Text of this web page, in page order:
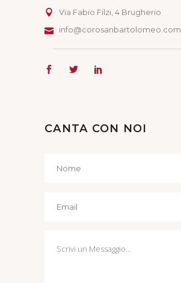
Via Fabio Filzi, 4 Brugherio
info@corosanbartolomeo.com
CANTA CON NOI